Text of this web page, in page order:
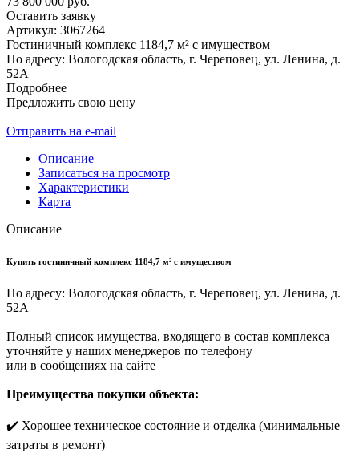
Оставить заявку
Артикул: 3067264
Гостиничный комплекс 1184,7 м² с имуществом
По адресу: Вологодская область, г. Череповец, ул. Ленина, д.
52А
Подробнее
Предложить свою цену
Отправить на e-mail
Описание
Записаться на просмотр
Характеристики
Карта
Описание
Купить гостиничный комплекс 1184,7 м² с имуществом
По адресу: Вологодская область, г. Череповец, ул. Ленина, д.
52А
Полный список имущества, входящего в состав комплекса
уточняйте у наших менеджеров по телефону
или в сообщениях на сайте
Преимущества покупки объекта:
✔️ Хорошее техническое состояние и отделка (минимальные
затраты в ремонт)